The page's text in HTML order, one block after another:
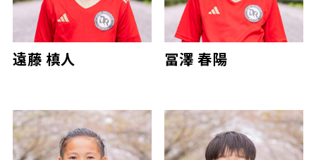
遠藤 槙人 冨澤 春陽